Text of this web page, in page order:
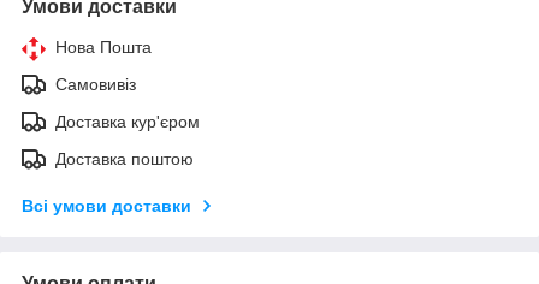
Умови доставки
Нова Пошта
Самовивіз
Доставка кур'єром
Доставка поштою
Всі умови доставки